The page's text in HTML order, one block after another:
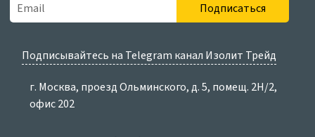
Подписаться
Подписывайтесь на Telegram канал Изолит Трейд
г. Москва, проезд Ольминского, д. 5, помещ. 2Н/2,
офис 202